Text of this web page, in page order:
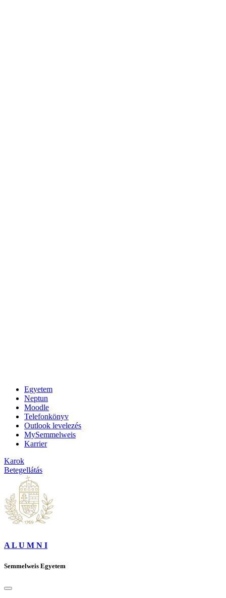
Egyetem
Neptun
Moodle
Telefonkönyv
Outlook levelezés
MySemmelweis
Karrier
Karok
Betegellátás
A L U M N I
Semmelweis Egyetem